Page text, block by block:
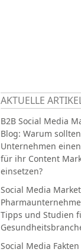
AKTUELLE
B2B Social Media
Blog: Warum
Unternehmen
für ihr Content
einsetzen?
Social Media
Tipps und Studien
Social Media